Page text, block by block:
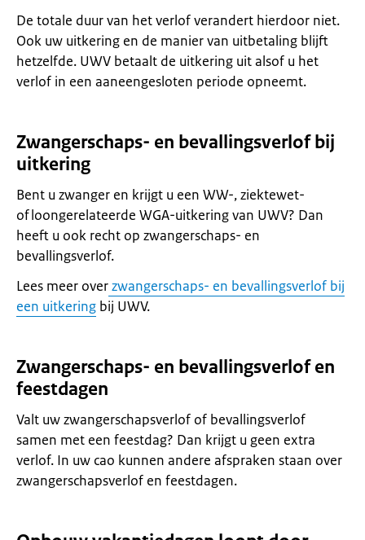
De totale duur van het verlof verandert hierdoor niet.
Ook uw uitkering en de manier van uitbetaling blijft
hetzelfde. UWV betaalt de uitkering uit alsof u het
verlof in een aaneengesloten periode opneemt.
Zwangerschaps- en bevallingsverlof bij
uitkering
Bent u zwanger en krijgt u een WW-, ziektewet-
of loongerelateerde WGA-uitkering van UWV? Dan
heeft u ook recht op zwangerschaps- en
bevallingsverlof.
Lees meer overzwangerschaps- en bevallingsverlof bij
een uitkering bij UWV.
Zwangerschaps- en bevallingsverlof en
feestdagen
Valt uw zwangerschapsverlof of bevallingsverlof
samen met een feestdag? Dan krijgt u geen extra
verlof. In uw cao kunnen andere afspraken staan over
zwangerschapsverlof en feestdagen.